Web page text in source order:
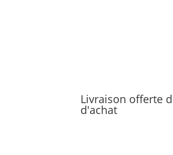
Livraison offerte
d'achat